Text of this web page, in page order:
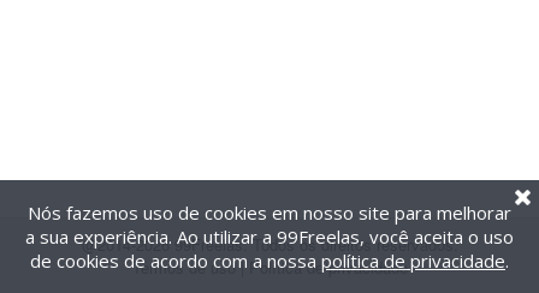
@2014-2026 99Freelas. Todos os direitos reservados.
Termos de uso| Política de privacidade
Nós fazemos uso de cookies em nosso site para melhorar
a sua experiência. Ao utilizar a 99Freelas, você aceita o uso
de cookies de acordo com a nossa política de privacidade.